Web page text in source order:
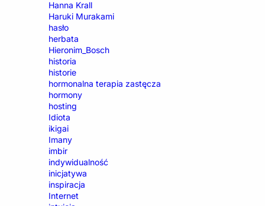
Hanna Krall
Haruki Murakami
hasło
herbata
Hieronim_Bosch
historia
historie
hormonalna terapia zastęcza
hormony
hosting
Idiota
ikigai
Imany
imbir
indywidualność
inicjatywa
inspiracja
Internet